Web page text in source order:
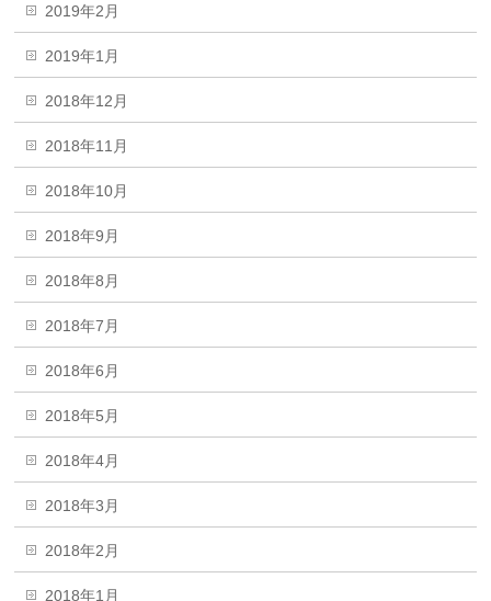
2019年2月
2019年1月
2018年12月
2018年11月
2018年10月
2018年9月
2018年8月
2018年7月
2018年6月
2018年5月
2018年4月
2018年3月
2018年2月
2018年1月